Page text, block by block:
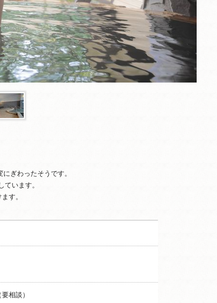
ぎわったそうです。
います。
す。
相談）